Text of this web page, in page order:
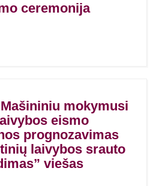
ceremonija
mokymusi
eismo
prognozavimas
laivybos srauto
viešas